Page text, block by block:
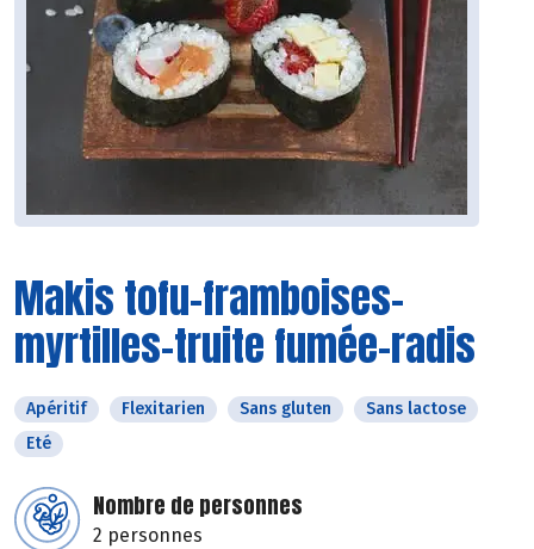
Makis tofu-framboises-
myrtilles-truite fumée-radis
Apéritif Flexitarien Sans gluten
Sans lactose
Eté
Nombre de personnes
2 personnes